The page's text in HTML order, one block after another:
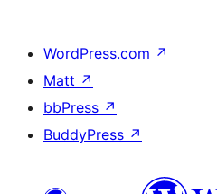
WordPress.com ↗
Matt ↗
bbPress ↗
BuddyPress ↗